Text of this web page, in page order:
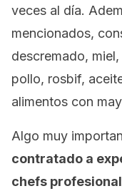
veces al día.
mencionados,
descremado,
pollo, rosbif,
alimentos con
Algo muy
contratado a
chefs